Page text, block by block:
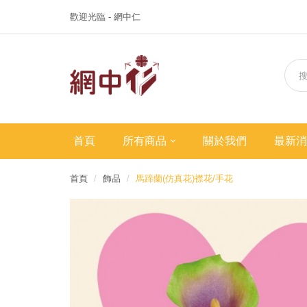
歡迎光臨 - 網中仁
首頁 所有商品 關於我們 最新
首頁 飾品 馬蹄蘭(仿真花)襟花/手花